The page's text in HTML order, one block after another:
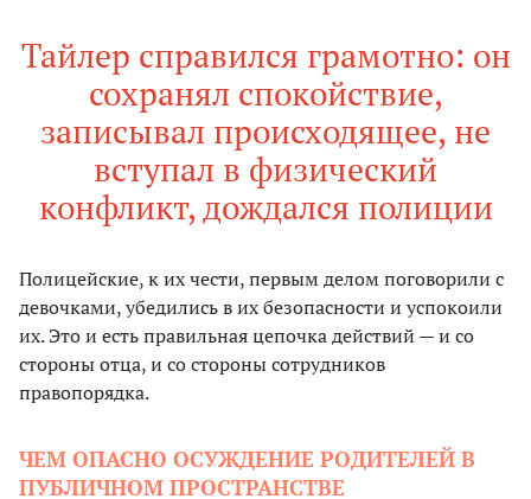
Тайлер справился грамотно: он
сохранял спокойствие,
записывал происходящее, не
вступал в физический
конфликт, дождался полиции
Полицейские, к их чести, первым делом поговорили с
девочками, убедились в их безопасности и успокоили
их. Это и есть правильная цепочка действий — и со
стороны отца, и со стороны сотрудников
правопорядка.
ЧЕМ ОПАСНО ОСУЖДЕНИЕ РОДИТЕЛЕЙ В
ПУБЛИЧНОМ ПРОСТРАНСТВЕ